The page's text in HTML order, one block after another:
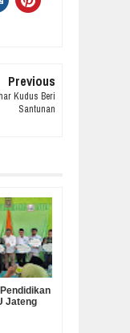
Previous
Kudus Beri
Santunan
Jateng